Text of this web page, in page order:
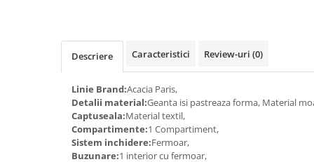
Descriere Caracteristici Review-uri (0)
Linie Brand:Acacia Paris,
Detalii material:Geanta isi pastreaza forma, Material
Captuseala:Material textil,
Compartimente:1 Compartiment,
Sistem inchidere:Fermoar,
Buzunare:1 interior cu fermoar,